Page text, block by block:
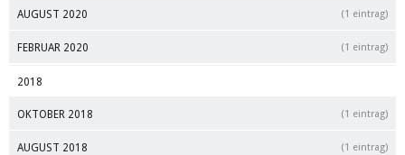
AUGUST 2020 (1 eintrag)
FEBRUAR 2020 (1 eintrag)
2018
OKTOBER 2018 (1 eintrag)
AUGUST 2018 (1 eintrag)